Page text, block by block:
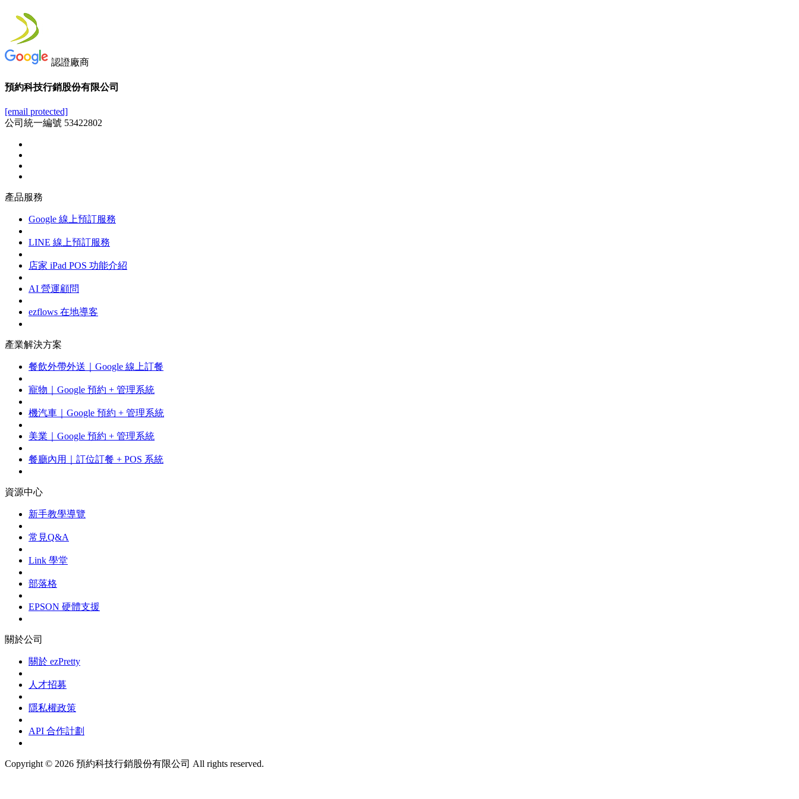
認證廠商
預約科技行銷股份有限公司
[email protected]
公司統一編號 53422802
產品服務
Google 線上預訂服務
LINE 線上預訂服務
店家 iPad POS 功能介紹
AI 營運顧問
ezflows 在地導客
產業解決方案
餐飲外帶外送｜Google 線上訂餐
寵物｜Google 預約 + 管理系統
機汽車｜Google 預約 + 管理系統
美業｜Google 預約 + 管理系統
餐廳內用｜訂位訂餐 + POS 系統
資源中心
新手教學導覽
常見Q&A
Link 學堂
部落格
EPSON 硬體支援
關於公司
關於 ezPretty
人才招募
隱私權政策
API 合作計劃
Copyright © 2026 預約科技行銷股份有限公司 All rights reserved.